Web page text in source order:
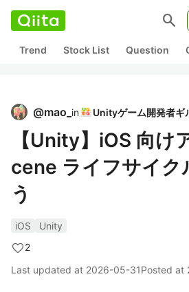
search
Trend Stock List Question
@mao_ in
【Unity】iOS 向け
cene ライフサイク
う
iOS
Unity
2
Last updated at 2026-05-31Posted at